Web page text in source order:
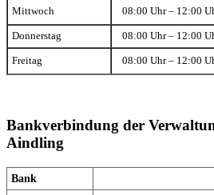
Mittwoch 08:00 Uhr – 12:00
Donnerstag 08:00 Uhr – 12:00
Freitag 08:00 Uhr – 12:00
Bankverbindung der
Aindling
Bank